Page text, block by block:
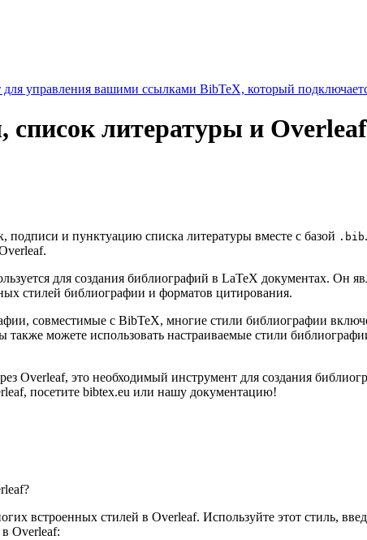
управления вашими ссылками BibTeX, который
литературы и Overleaf
подписи и пунктуацию списка литературы вместе с базой .bib
для создания библиографий в LaTeX документах. Он
стилей библиографии и форматов цитирования.
совместимые с BibTeX, многие стили библиографии
можете использовать настраиваемые стили
Overleaf, это необходимый инструмент для создания
посетите bibtex.eu или нашу документацию!
встроенных стилей в Overleaf. Используйте этот стиль,
Overleaf: